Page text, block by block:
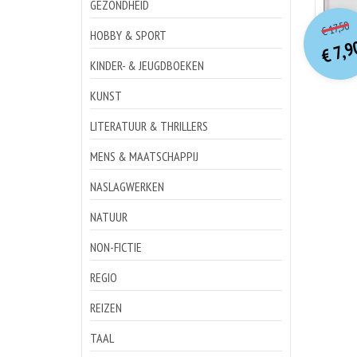
GEZONDHEID
HOBBY & SPORT
KINDER- & JEUGDBOEKEN
KUNST
LITERATUUR & THRILLERS
MENS & MAATSCHAPPIJ
NASLAGWERKEN
NATUUR
NON-FICTIE
REGIO
REIZEN
TAAL
€17,50
€